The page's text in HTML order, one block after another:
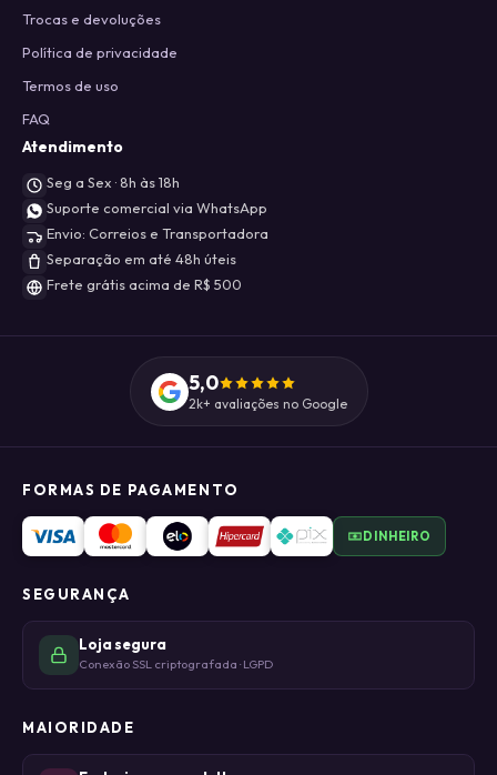
Trocas e devoluções
Política de privacidade
Termos de uso
FAQ
Atendimento
Seg a Sex · 8h às 18h
Suporte comercial via WhatsApp
Envio: Correios e Transportadora
Separação em até 48h úteis
Frete grátis acima de R$ 500
5,0
2k+ avaliações no Google
FORMAS DE PAGAMENTO
DINHEIRO
SEGURANÇA
Loja segura
Conexão SSL criptografada · LGPD
MAIORIDADE